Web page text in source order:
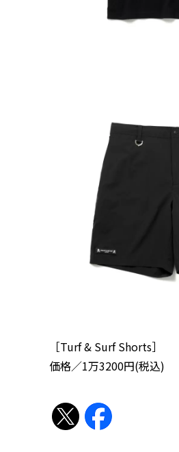
［Turf & Surf Shorts］
価格／1万3200円(税込)